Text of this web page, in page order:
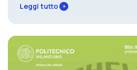
Leggi tutto